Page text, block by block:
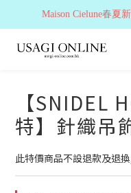
【SNIDEL
特】針織吊
此特價商品不設退款及退
Maison Cielune春夏